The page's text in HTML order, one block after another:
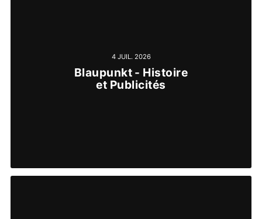
4 JUIL. 2026
Blaupunkt - Histoire
et Publicités